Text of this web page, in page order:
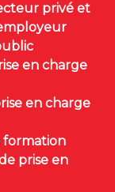
privé et
en charge
en charge
formation
prise en